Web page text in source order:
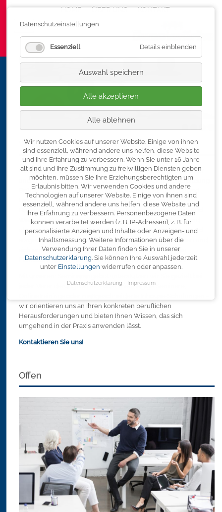
Navigation überspringen
HOME ÜBER UNS KONTAKT
Weiterbildungsmöglichkeiten
Überall dort, wo Belegschaft und Management sich schneller
und flexibler auf Neues einstellen müssen, kann Weiterbildung
Brücken schaffen, um fehlendes Vorwissen, Kenntnisse und
Fähigkeiten fortlaufend und flexibel zu ergänzen und die
Belegschaft fit zu machen für neue Anforderungen. Fort- und
Weiterbildung – diese Investition lohnt sich, menschlich und
ökonomisch. Gezielt geförderte Mitarbeiter sind motiviert und
sorgen für zufriedene Kunden. Wer an einem Ort wachsen und
sich entfalten kann, bleibt auch gerne dort. So bleibt die
Fluktuation gering und das Knowhow im Unternehmen.
jeder Veränderung! Ob ein- oder mehrtägige Seminare,
wir orientieren uns an Ihren konkreten beruflichen
Herausforderungen und bieten Ihnen Wissen, das sich
umgehend in der Praxis anwenden lässt.
Kontaktieren Sie uns!
Offen
Datenschutzeinstellungen
Essenziell Details einblenden
Auswahl speichern
Alle akzeptieren
Alle ablehnen
Wir nutzen Cookies auf unserer Website. Einige von ihnen
sind essenziell, während andere uns helfen, diese Website
und Ihre Erfahrung zu verbessern. Wenn Sie unter 16 Jahre
alt sind und Ihre Zustimmung zu freiwilligen Diensten geben
möchten, müssen Sie Ihre Erziehungsberechtigten um
Erlaubnis bitten. Wir verwenden Cookies und andere
Technologien auf unserer Website. Einige von ihnen sind
essenziell, während andere uns helfen, diese Website und
Ihre Erfahrung zu verbessern. Personenbezogene Daten
können verarbeitet werden (z. B. IP-Adressen), z. B. für
personalisierte Anzeigen und Inhalte oder Anzeigen- und
Inhaltsmessung. Weitere Informationen über die
Verwendung Ihrer Daten finden Sie in unserer
Datenschutzerklärung. Sie können Ihre Auswahl jederzeit
unter Einstellungen widerrufen oder anpassen.
Datenschutzerklärung Impressum